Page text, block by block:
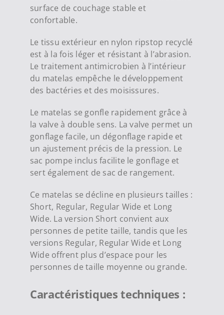
surface de couchage stable et
confortable.
Le tissu extérieur en nylon ripstop recyclé
est à la fois léger et résistant à l’abrasion.
Le traitement antimicrobien à l’intérieur
du matelas empêche le développement
des bactéries et des moisissures.
Le matelas se gonfle rapidement grâce à
la valve à double sens. La valve permet un
gonflage facile, un dégonflage rapide et
un ajustement précis de la pression. Le
sac pompe inclus facilite le gonflage et
sert également de sac de rangement.
Ce matelas se décline en plusieurs tailles :
Short, Regular, Regular Wide et Long
Wide. La version Short convient aux
personnes de petite taille, tandis que les
versions Regular, Regular Wide et Long
Wide offrent plus d’espace pour les
personnes de taille moyenne ou grande.
Caractéristiques techniques :